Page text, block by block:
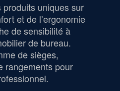
produits uniques sur
et de l’ergonomie
de sensibilité à
de bureau.
de sièges,
rangements pour